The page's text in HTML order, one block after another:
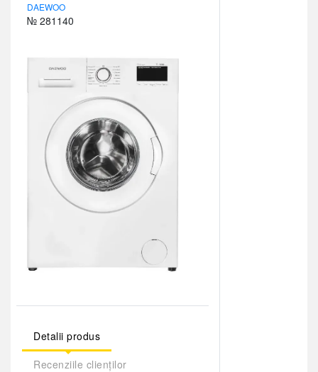
DAEWOO
№ 281140
Detalii produs
Recenziile clienților